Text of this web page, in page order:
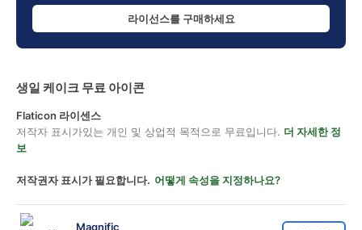
라이선스를 구매하세요
생일 케이크 무료 아이콘
Flaticon 라이센스
저작자 표시가있는 개인 및 상업적 목적으로 무료입니다. 더 자세한 정
보
저작권자 표시가 필요합니다. 어떻게 속성을 지정하나요?
Magnific